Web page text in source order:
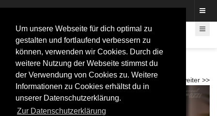
Um unsere Webseite für dich optimal zu
gestalten und fortlaufend verbessern zu
können, verwenden wir Cookies. Durch die
weitere Nutzung der Webseite stimmst du
der Verwendung von Cookies zu. Weitere
Informationen zu Cookies erhältst du in
unserer Datenschutzerklärung.
Zur Datenschutzerklärung
20 Jahre "Die Flüssigen" - Flüssigen Party
2026
weiter >>
<< zurück